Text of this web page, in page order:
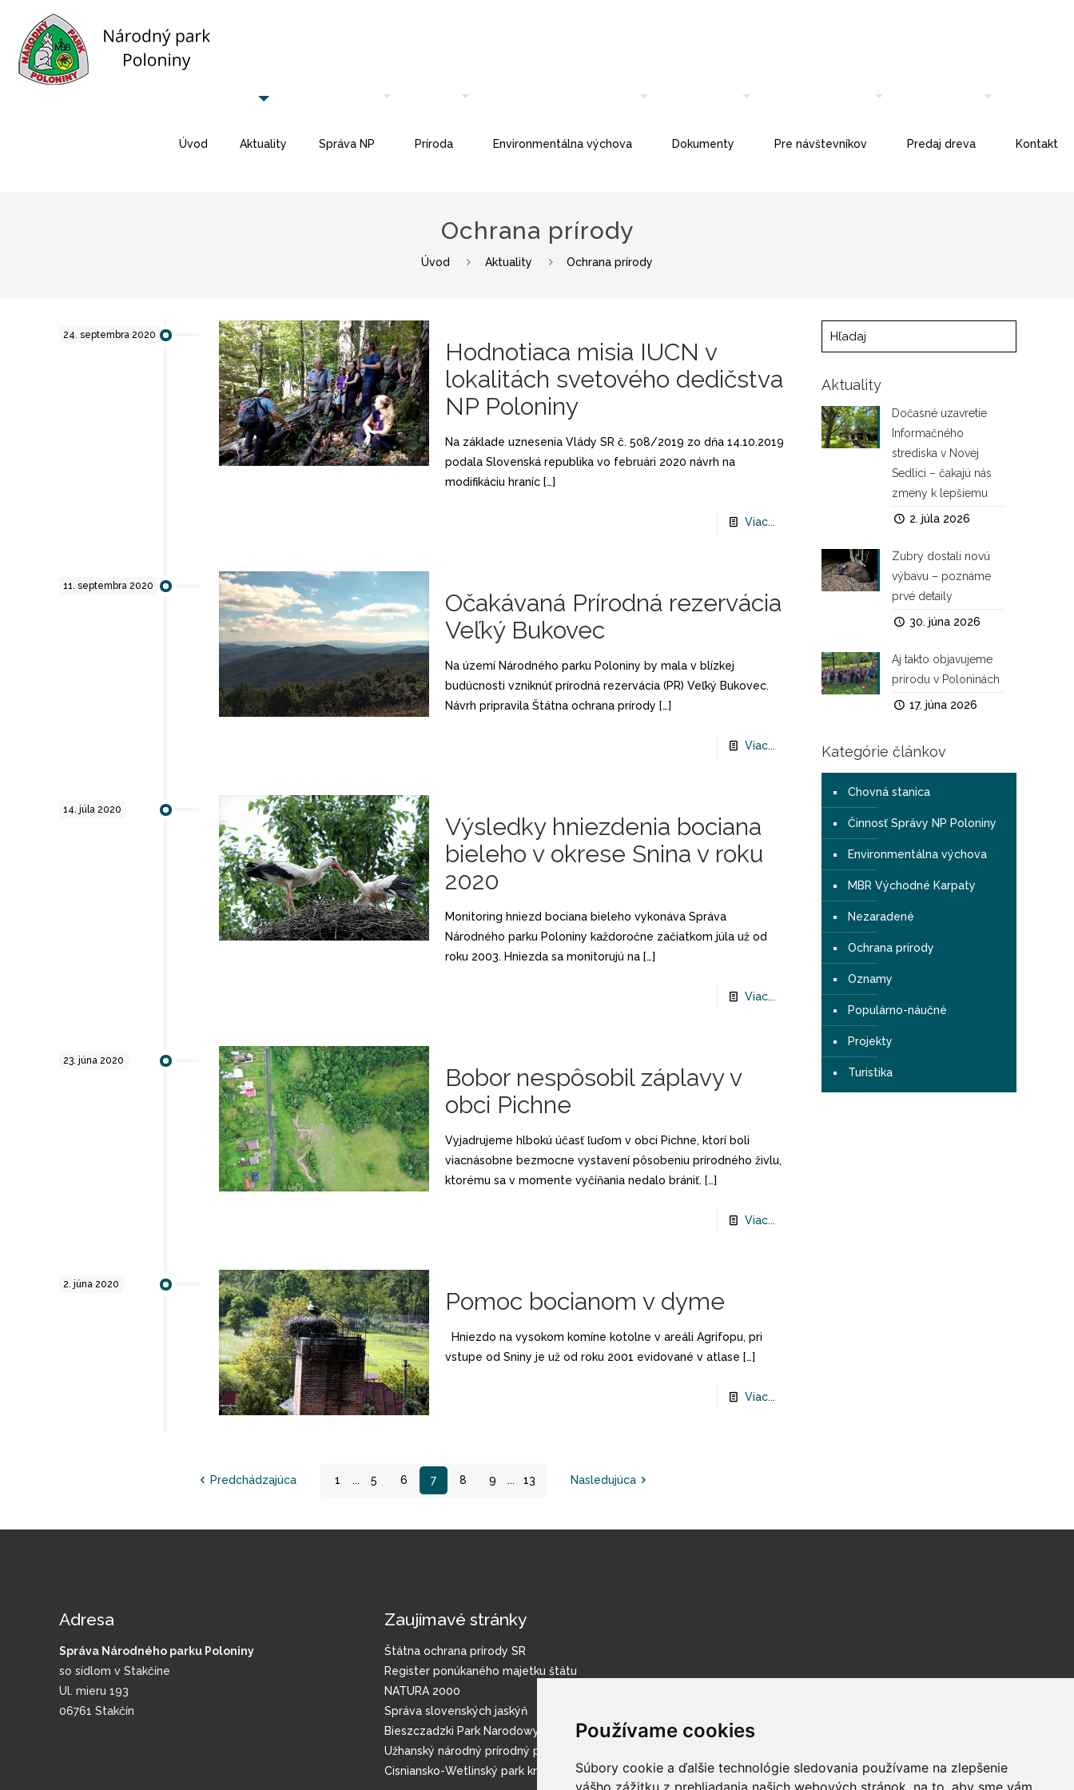
Používame cookies
Súbory cookie a ďalšie technológie sledovania používame na zlepšenie
vášho zážitku z prehliadania našich webových stránok, na to, aby sme vám
Úvod Aktuality Správa NP Príroda Environmentálna výchova Dokumenty Pre návštevníkov Predaj dreva Kontakt
Ochrana prírody
Úvod Aktuality Ochrana prírody
24. septembra 2020
Hodnotiaca misia IUCN v
lokalitách svetového dedičstva
NP Poloniny
Na základe uznesenia Vlády SR č. 508/2019 zo dňa 14.10.2019
podala Slovenská republika vo februári 2020 návrh na
modifikáciu hraníc[…]
Viac...
11. septembra 2020
Očakávaná Prírodná rezervácia
Veľký Bukovec
Na území Národného parku Poloniny by mala v blízkej
budúcnosti vzniknúť prírodná rezervácia (PR) Veľký Bukovec.
Návrh pripravila Štátna ochrana prírody […]
Viac...
14. júla 2020
Výsledky hniezdenia bociana
bieleho v okrese Snina v roku
2020
Monitoring hniezd bociana bieleho vykonáva Správa
Národného parku Poloniny každoročne začiatkom júla už od
roku 2003. Hniezda sa monitorujú na[…]
Viac...
23. júna 2020
Bobor nespôsobil záplavy v
obci Pichne
Vyjadrujeme hlbokú účasť ľuďom v obci Pichne, ktorí boli
viacnásobne bezmocne vystavení pôsobeniu prírodného živlu,
ktorému sa v momente vyčíňania nedalo brániť. […]
Viac...
2. júna 2020
Pomoc bocianom v dyme
Hniezdo na vysokom komíne kotolne v areáli Agrifopu, pri
vstupe od Sniny je už od roku 2001 evidované v atlase […]
Viac...
Predchádzajúca 1 ... 5 6 7 8 9 ... 13 Nasledujúca
Aktuality
Dočasné uzavretie
Informačného
strediska v Novej
Sedlici – čakajú nás
zmeny k lepšiemu
2. júla 2026
Zubry dostali novú
výbavu – poznáme
prvé detaily
30. júna 2026
Aj takto objavujeme
prírodu v Poloninách
17. júna 2026
Kategórie článkov
Chovná stanica
Činnosť Správy NP Poloniny
Environmentálna výchova
MBR Východné Karpaty
Nezaradené
Ochrana prírody
Oznamy
Populárno-náučné
Projekty
Turistika
Adresa
Správa Národného parku Poloniny
so sídlom v Stakčíne
Ul. mieru 193
06761 Stakčín
Zaujímavé stránky
Štátna ochrana prírody SR
Register ponúkaného majetku štátu
NATURA 2000
Správa slovenských jaskýň
Bieszczadzki Park Narodowy
Užhanský národný prírodný park
Cisniansko-Wetlinský park krajobrazowy